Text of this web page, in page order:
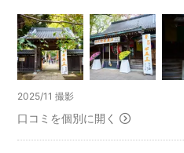
お子様の撮影の場合、笑顔にこ
ん。
笑顔に限らず泣き顔や怒った顔
いにふけったお顔もその時の思
す。
作った笑顔よりもその時その場
空気感を丁寧に写し残すことを
ました。
技術も素晴らしく出来上がった
物になりました。
今までは娘がカメラを見てくれ
してきたのですが、キクチさん
過ごすことができました。
家族みんなで「本当にお願いし
2025/11 撮影
口コミを個別に開く